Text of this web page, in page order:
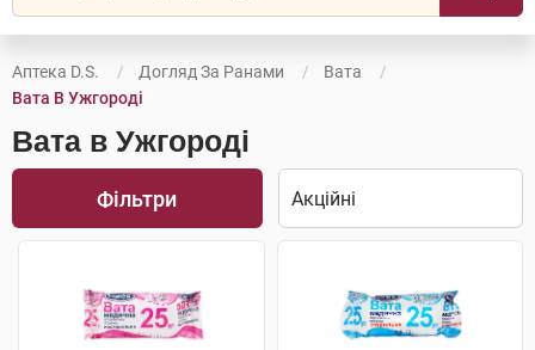
Аптека D.S. Догляд За Ранами
Вата
Вата В Ужгороді
Вата в Ужгороді
Фільтри